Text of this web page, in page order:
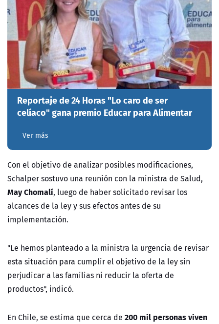
Reportaje de 24 Horas "Lo caro de ser
celíaco" gana premio Educar para Alimentar
Ver más
Con el objetivo de analizar posibles modificaciones,
Schalper sostuvo una reunión con la ministra de Salud,
May Chomalí, luego de haber solicitado revisar los
alcances de la ley y sus efectos antes de su
implementación.
"Le hemos planteado a la ministra la urgencia de revisar
esta situación para cumplir el objetivo de la ley sin
perjudicar a las familias ni reducir la oferta de
productos", indicó.
En Chile, se estima que cerca de 200 mil personas viven